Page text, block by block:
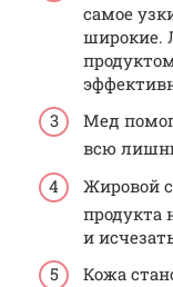
самое
широкие.
Мед
всю
Жировой
продукта
и
Кожа